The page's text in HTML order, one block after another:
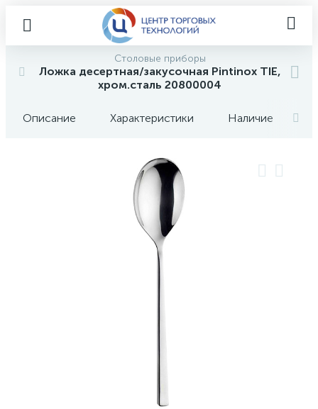
Столовые приборы
Ложка десертная/закусочная Pintinox TIE,
хром.сталь 20800004
Описание Характеристики Наличие